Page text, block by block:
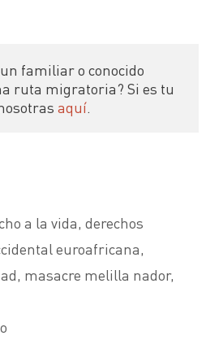
familiar o conocido
ruta migratoria? Si es tu
aquí.
a la vida, derechos
euroafricana,
, masacre melilla nador,